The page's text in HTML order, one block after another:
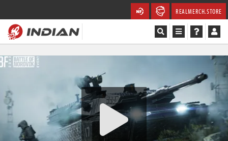
REALMERCH.STORE
Magazín
Videa
Soutěže